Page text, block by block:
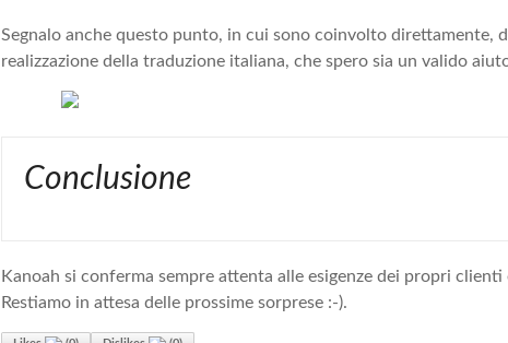
Segnalo anche questo punto, in cui sono coinvolto direttamente,
realizzazione della traduzione italiana, che spero sia un valido
Conclusione
Kanoah si conferma sempre attenta alle esigenze dei propri
Restiamo in attesa delle prossime sorprese :-).